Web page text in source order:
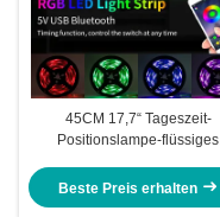
45CM 17,7“ Tageszeit-
Positionslampe-flüssiges
Amber Flexibles LED
Beste Preis erhalten